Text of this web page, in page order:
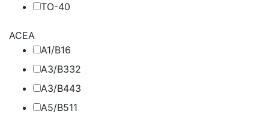
TO-40
ACEA
A1/B16
A3/B332
A3/B443
A5/B511